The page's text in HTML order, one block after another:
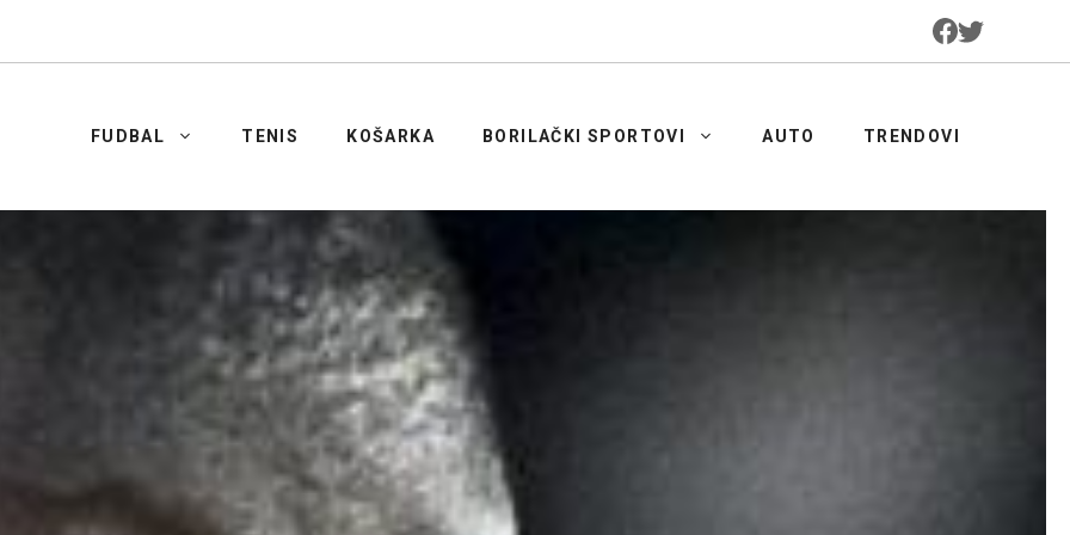
FUDBAL TENIS KOŠARKA BORILAČKI SPORTOVI AUTO TRENDOVI